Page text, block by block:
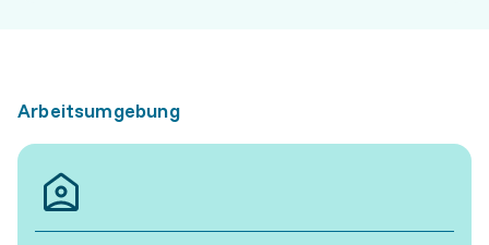
Arbeitsumgebung